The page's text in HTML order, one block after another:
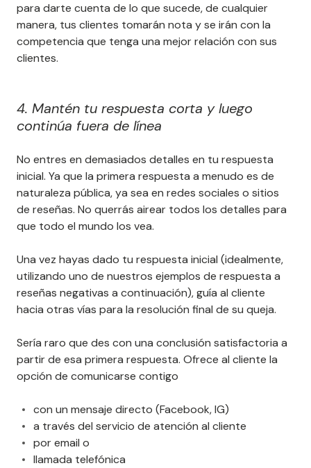
para darte cuenta de lo que sucede, de cualquier
manera, tus clientes tomarán nota y se irán con la
competencia que tenga una mejor relación con sus
clientes.
4. Mantén tu respuesta corta y luego
continúa fuera de línea
No entres en demasiados detalles en tu respuesta
inicial. Ya que la primera respuesta a menudo es de
naturaleza pública, ya sea en redes sociales o sitios
de reseñas. No querrás airear todos los detalles para
que todo el mundo los vea.
Una vez hayas dado tu respuesta inicial (idealmente,
utilizando uno de nuestros ejemplos de respuesta a
reseñas negativas a continuación), guía al cliente
hacia otras vías para la resolución final de su queja.
Sería raro que des con una conclusión satisfactoria a
partir de esa primera respuesta. Ofrece al cliente la
opción de comunicarse contigo
con un mensaje directo (Facebook, IG)
a través del servicio de atención al cliente
por email o
llamada telefónica